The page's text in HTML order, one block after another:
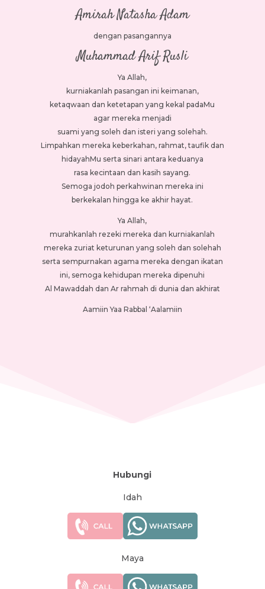
Amirah Natasha Adam
dengan pasangannya
Muhammad Arif Rusli
Ya Allah,
kurniakanlah pasangan ini keimanan,
ketaqwaan dan ketetapan yang kekal padaMu
agar mereka menjadi
suami yang soleh dan isteri yang solehah.
Limpahkan mereka keberkahan, rahmat, taufik dan
hidayahMu serta sinari antara keduanya
rasa kecintaan dan kasih sayang.
Semoga jodoh perkahwinan mereka ini
berkekalan hingga ke akhir hayat.
Ya Allah,
murahkanlah rezeki mereka dan kurniakanlah
mereka zuriat keturunan yang soleh dan solehah
serta sempurnakan agama mereka dengan ikatan
ini, semoga kehidupan mereka dipenuhi
Al Mawaddah dan Ar rahmah di dunia dan akhirat
Aamiin Yaa Rabbal ‘Aalamiin
Hubungi
Idah
Maya